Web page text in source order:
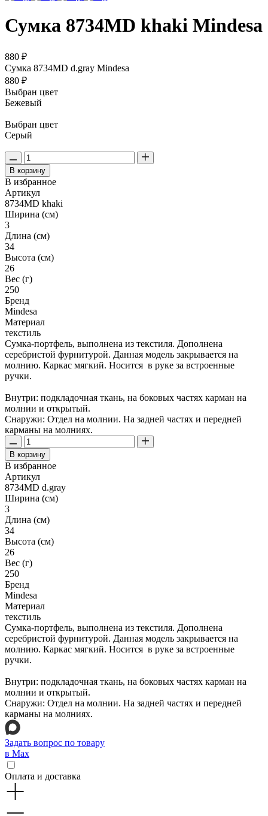
Сумка 8734MD khaki Mindesa
880 ₽
Сумка 8734MD d.gray Mindesa
880 ₽
Выбран цвет
Бежевый
Выбран цвет
Серый
В корзину
В избранное
Артикул
8734MD khaki
Ширина (см)
3
Длина (см)
34
Высота (см)
26
Вес (г)
250
Бренд
Mindesa
Материал
текстиль
Сумка-портфель, выполнена из текстиля. Дополнена
серебристой фурнитурой. Данная модель закрывается на
молнию. Каркас мягкий. Носится в руке за встроенные
ручки.
Внутри: подкладочная ткань, на боковых частях карман на
молнии и открытый.
Снаружи: Отдел на молнии. На задней частях и передней
карманы на молниях.
В корзину
В избранное
Артикул
8734MD d.gray
Ширина (см)
3
Длина (см)
34
Высота (см)
26
Вес (г)
250
Бренд
Mindesa
Материал
текстиль
Сумка-портфель, выполнена из текстиля. Дополнена
серебристой фурнитурой. Данная модель закрывается на
молнию. Каркас мягкий. Носится в руке за встроенные
ручки.
Внутри: подкладочная ткань, на боковых частях карман на
молнии и открытый.
Снаружи: Отдел на молнии. На задней частях и передней
карманы на молниях.
Задать вопрос по товару
в Max
Оплата и доставка